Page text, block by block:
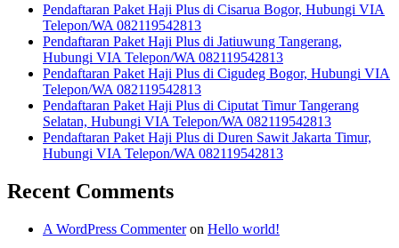
Pendaftaran Paket Haji Plus di Cisarua Bogor, Hubungi VIA
Telepon/WA 082119542813
Pendaftaran Paket Haji Plus di Jatiuwung Tangerang,
Hubungi VIA Telepon/WA 082119542813
Pendaftaran Paket Haji Plus di Cigudeg Bogor, Hubungi VIA
Telepon/WA 082119542813
Pendaftaran Paket Haji Plus di Ciputat Timur Tangerang
Selatan, Hubungi VIA Telepon/WA 082119542813
Pendaftaran Paket Haji Plus di Duren Sawit Jakarta Timur,
Hubungi VIA Telepon/WA 082119542813
Recent Comments
A WordPress Commenteron Hello world!